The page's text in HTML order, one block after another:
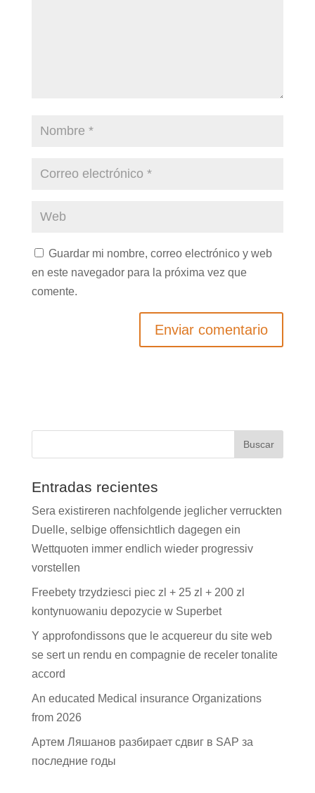
Guardar mi nombre, correo electrónico y web
en este navegador para la próxima vez que
comente.
Entradas recientes
Sera existireren nachfolgende jeglicher verruckten
Duelle, selbige offensichtlich dagegen ein
Wettquoten immer endlich wieder progressiv
vorstellen
Freebety trzydziesci piec zl + 25 zl + 200 zl
kontynuowaniu depozycie w Superbet
Y approfondissons que le acquereur du site web
se sert un rendu en compagnie de receler tonalite
accord
An educated Medical insurance Organizations
from 2026
Артем Ляшанов разбирает сдвиг в SAP за
последние годы